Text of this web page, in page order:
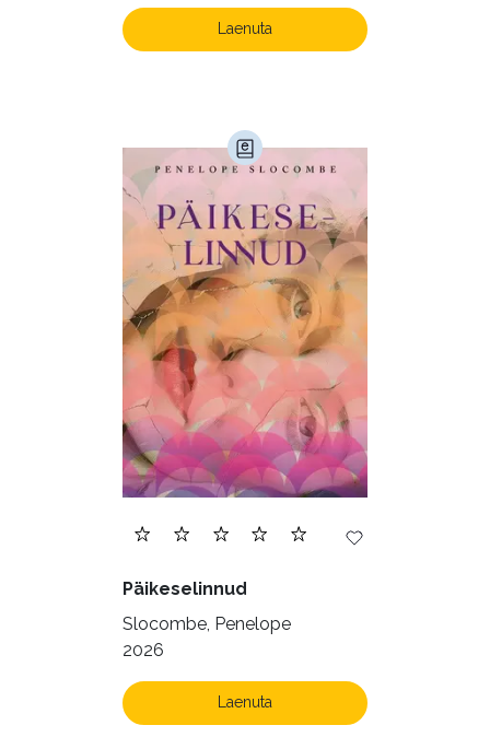
Laenuta
Päikeselinnud
Slocombe, Penelope
2026
Laenuta